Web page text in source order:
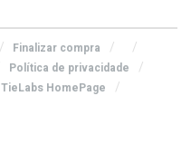
Finalizar compra
Política de privacidade
TieLabs HomePage